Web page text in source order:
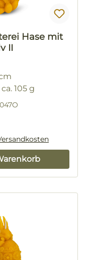
Hase mit
II
105 g